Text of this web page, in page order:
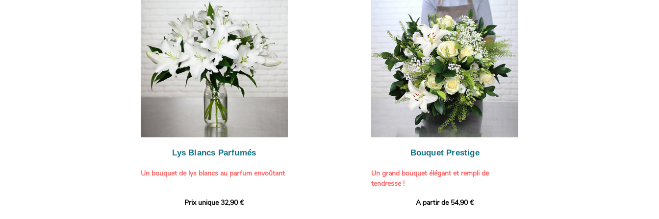
À offrir pour :
- Gâter un proche pour son anniversaire
- Célébrer une occasion spéciale
- Faire plaisir à un amateur d'art et de peinture
- Exprimer une atmosphère méditerranéenne et
colorée dans votre intérieur.
Tableau : Paul Signac,Vue de Saint-Tropez,
coucher de soleil au bois de pins, 1888
Crédits photo :classicpaintings / Alamy Stock
symbolisent l'amour et l'admiration, tandis que
le limonium blanc ajoute une touche délicate et
immédiat. Ces fleurs aux teintes variées
constituent une composition estivale et
généreuse, parfaite pour marquer une attention
particulière à un proche.
Il contient :
- Des hortensias colorés (les couleurs peuvent
varier selon l’arrivage)
- Des fleurs à grosse tête, au charme intemporel
À offrir pour :
- Célébrer un anniversaire
- Remercier avec panache
- Apporter une touche florale à une maison de
Lys Blancs Parfumés
Un bouquet de lys blancs au parfum envoûtant
élégante composition de lys blancs signée
Prix unique 32,90 €
Bouquet Prestige
Un grand bouquet élégant et rempli de
tendresse !
Offrez un instant de douceur avec ce bouquet
A partir de 54,90 €